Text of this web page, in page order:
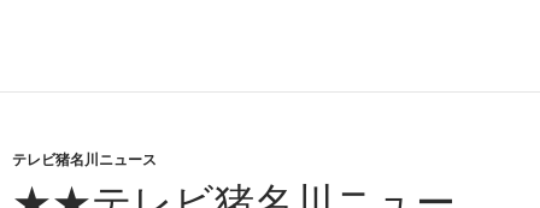
テレビ猪名川ニュース